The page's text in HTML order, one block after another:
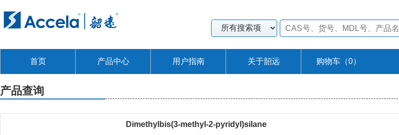
首页 产品中心 用户指南 关于韶远 购物车（0）
产品查询
Dimethylbis(3-methyl-2-pyridyl)silane